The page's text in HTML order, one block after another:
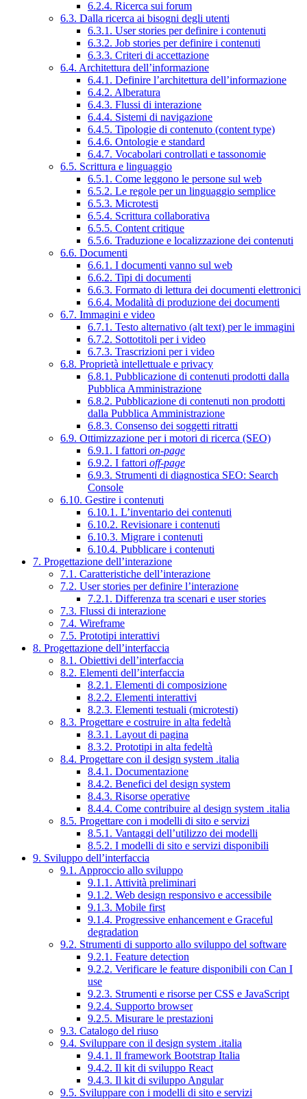
6.2.4. Ricerca sui forum
6.3. Dalla ricerca ai bisogni degli utenti
6.3.1. User stories per definire i contenuti
6.3.2. Job stories per definire i contenuti
6.3.3. Criteri di accettazione
6.4. Architettura dell’informazione
6.4.1. Definire l’architettura dell’informazione
6.4.2. Alberatura
6.4.3. Flussi di interazione
6.4.4. Sistemi di navigazione
6.4.5. Tipologie di contenuto (content type)
6.4.6. Ontologie e standard
6.4.7. Vocabolari controllati e tassonomie
6.5. Scrittura e linguaggio
6.5.1. Come leggono le persone sul web
6.5.2. Le regole per un linguaggio semplice
6.5.3. Microtesti
6.5.4. Scrittura collaborativa
6.5.5. Content critique
6.5.6. Traduzione e localizzazione dei contenuti
6.6. Documenti
6.6.1. I documenti vanno sul web
6.6.2. Tipi di documenti
6.6.3. Formato di lettura dei documenti elettronici
6.6.4. Modalità di produzione dei documenti
6.7. Immagini e video
6.7.1. Testo alternativo (alt text) per le immagini
6.7.2. Sottotitoli per i video
6.7.3. Trascrizioni per i video
6.8. Proprietà intellettuale e privacy
6.8.1. Pubblicazione di contenuti prodotti dalla
Pubblica Amministrazione
6.8.2. Pubblicazione di contenuti non prodotti
dalla Pubblica Amministrazione
6.8.3. Consenso dei soggetti ritratti
6.9. Ottimizzazione per i motori di ricerca (SEO)
6.9.1. I fattori on-page
6.9.2. I fattori off-page
6.9.3. Strumenti di diagnostica SEO: Search
Console
6.10. Gestire i contenuti
6.10.1. L’inventario dei contenuti
6.10.2. Revisionare i contenuti
6.10.3. Migrare i contenuti
6.10.4. Pubblicare i contenuti
7. Progettazione dell’interazione
7.1. Caratteristiche dell’interazione
7.2. User stories per definire l’interazione
7.2.1. Differenza tra scenari e user stories
7.3. Flussi di interazione
7.4. Wireframe
7.5. Prototipi interattivi
8. Progettazione dell’interfaccia
8.1. Obiettivi dell’interfaccia
8.2. Elementi dell’interfaccia
8.2.1. Elementi di composizione
8.2.2. Elementi interattivi
8.2.3. Elementi testuali (microtesti)
8.3. Progettare e costruire in alta fedeltà
8.3.1. Layout di pagina
8.3.2. Prototipi in alta fedeltà
8.4. Progettare con il design system .italia
8.4.1. Documentazione
8.4.2. Benefici del design system
8.4.3. Risorse operative
8.4.4. Come contribuire al design system .italia
8.5. Progettare con i modelli di sito e servizi
8.5.1. Vantaggi dell’utilizzo dei modelli
8.5.2. I modelli di sito e servizi disponibili
9. Sviluppo dell’interfaccia
9.1. Approccio allo sviluppo
9.1.1. Attività preliminari
9.1.2. Web design responsivo e accessibile
9.1.3. Mobile first
9.1.4. Progressive enhancement e Graceful
degradation
9.2. Strumenti di supporto allo sviluppo del software
9.2.1. Feature detection
9.2.2. Verificare le feature disponibili con Can I
use
9.2.3. Strumenti e risorse per CSS e JavaScript
9.2.4. Supporto browser
9.2.5. Misurare le prestazioni
9.3. Catalogo del riuso
9.4. Sviluppare con il design system .italia
9.4.1. Il framework Bootstrap Italia
9.4.2. Il kit di sviluppo React
9.4.3. Il kit di sviluppo Angular
9.5. Sviluppare con i modelli di sito e servizi